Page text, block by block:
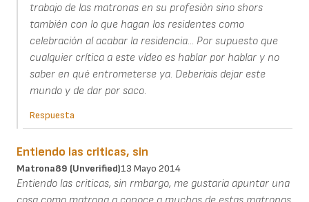
trabajo de las matronas en su profesiòn sino shors
también con lo que hagan los residentes como
celebración al acabar la residencia... Por supuesto que
cualquier crítica a este vídeo es hablar por hablar y no
saber en qué entrometerse ya. Deberiais dejar este
mundo y de dar por saco.
Respuesta
Entiendo las criticas, sin
Matrona89 (unverified)13 Mayo 2014
Entiendo las criticas, sin rmbargo, me gustaria apuntar una